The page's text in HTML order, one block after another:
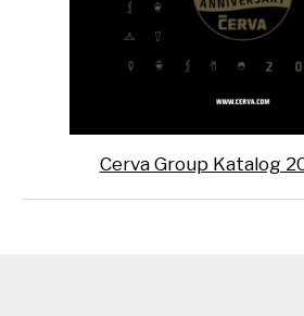
Cerva Group Katalog